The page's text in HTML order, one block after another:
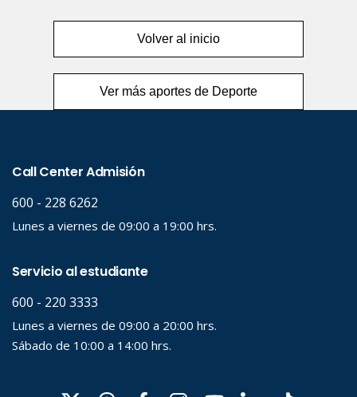
Volver al inicio
Ver más aportes de Deporte